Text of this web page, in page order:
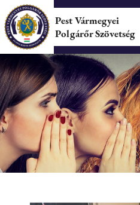
Pest Vármegyei
Polgárőr Szövetség